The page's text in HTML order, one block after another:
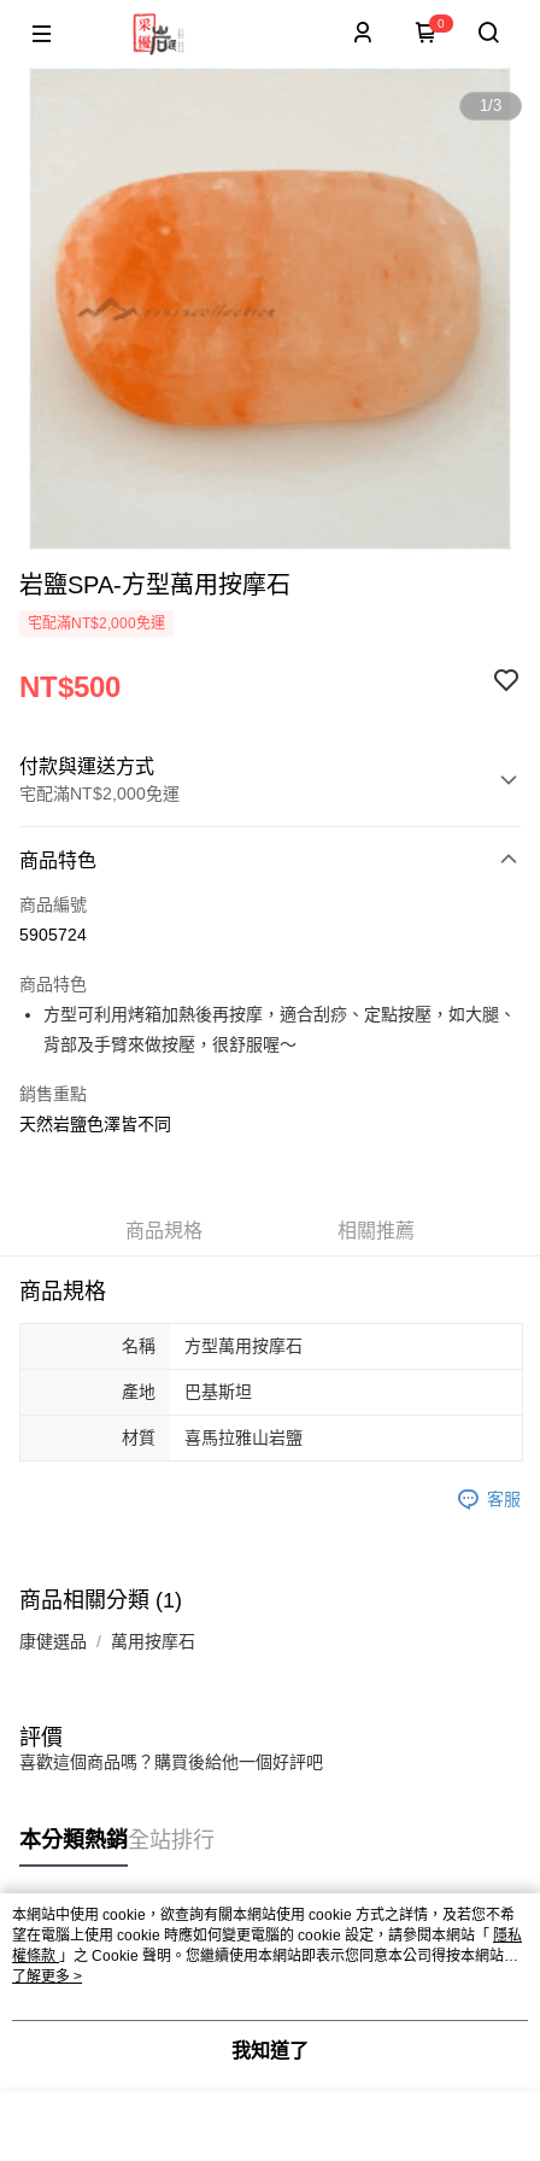
0
1/3
岩鹽SPA-方型萬用按摩石
宅配滿NT$2,000免運
NT$500
付款與運送方式
宅配滿NT$2,000免運
信用卡一次付款
LINE Pay
街口支付
悠遊付
ATM付款
每筆NT$120，滿NT$2,000(含以上)免運費
商品特色
商品編號
5905724
商品特色
方型可利用烤箱加熱後再按摩，適合刮痧、定點按壓，如大腿、
背部及手臂來做按壓，很舒服喔～
銷售重點
天然岩鹽色澤皆不同
商品規格 相關推薦
商品規格
名稱 方型萬用按摩石
產地 巴基斯坦
材質 喜馬拉雅山岩鹽
客服
商品相關分類 (1)
康健選品 萬用按摩石
評價
喜歡這個商品嗎？購買後給他一個好評吧
本分類熱銷全站排行
熱門標籤
本網站中使用 cookie，欲查詢有關本網站使用 cookie 方式之詳情，及若您不希
望在電腦上使用 cookie 時應如何變更電腦的 cookie 設定，請參閱本網站「 隱私
權條款 」之 Cookie 聲明。您繼續使用本網站即表示您同意本公司得按本網站使
用條款之 Cookie 聲明使用 cookie。
了解更多 >
我知道了